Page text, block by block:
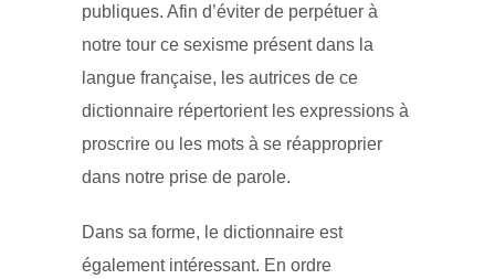
publiques. Afin d’éviter de perpétuer à
notre tour ce sexisme présent dans la
langue française, les autrices de ce
dictionnaire répertorient les expressions à
proscrire ou les mots à se réapproprier
dans notre prise de parole.
Dans sa forme, le dictionnaire est
également intéressant. En ordre